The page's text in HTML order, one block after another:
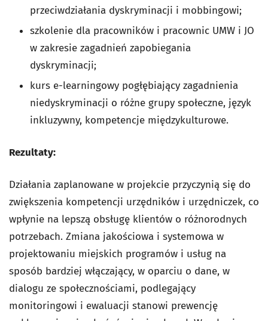
przeciwdziałania dyskryminacji i mobbingowi;
szkolenie dla pracowników i pracownic UMW i JO
w zakresie zagadnień zapobiegania
dyskryminacji;
kurs e-learningowy pogłębiający zagadnienia
niedyskryminacji o różne grupy społeczne, język
inkluzywny, kompetencje międzykulturowe.
Rezultaty:
Działania zaplanowane w projekcie przyczynią się do
zwiększenia kompetencji urzędników i urzędniczek, co
wpłynie na lepszą obsługę klientów o różnorodnych
potrzebach. Zmiana jakościowa i systemowa w
projektowaniu miejskich programów i usług na
sposób bardziej włączający, w oparciu o dane, w
dialogu ze społecznościami, podlegający
monitoringowi i ewaluacji stanowi prewencję